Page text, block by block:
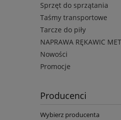
Sprzęt do sprzątania
Taśmy transportowe
Tarcze do piły
NAPRAWA RĘKAWIC
Nowości
Promocje
Producenci
Wybierz producenta